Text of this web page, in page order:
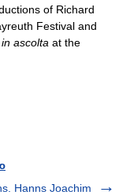
of Richard
Festival and
ascolta at the
Hanns Joachim